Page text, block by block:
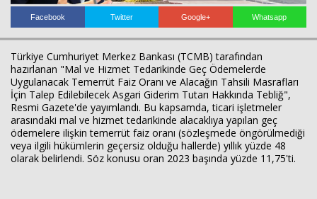
Facebook Twitter Google+ Whatsapp
Türkiye Cumhuriyet Merkez Bankası (TCMB) tarafından
hazırlanan "Mal ve Hizmet Tedarikinde Geç Ödemelerde
Uygulanacak Temerrüt Faiz Oranı ve Alacağın Tahsili Masrafları
İçin Talep Edilebilecek Asgari Giderim Tutarı Hakkında Tebliğ",
Resmi Gazete'de yayımlandı. Bu kapsamda, ticari işletmeler
arasındaki mal ve hizmet tedarikinde alacaklıya yapılan geç
ödemelere ilişkin temerrüt faiz oranı (sözleşmede öngörülmediği
veya ilgili hükümlerin geçersiz olduğu hallerde) yıllık yüzde 48
olarak belirlendi. Söz konusu oran 2023 başında yüzde 11,75'ti.
Haberin Doğru Adresi.